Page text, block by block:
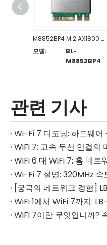
M8852BP4 M.2 AX1800 WiFi 6 및 Bluetooth 호환 콤보 카드
모델:
BL-
M8852BP4
관련 기사
WiFi 7: 고속 무선 연결의